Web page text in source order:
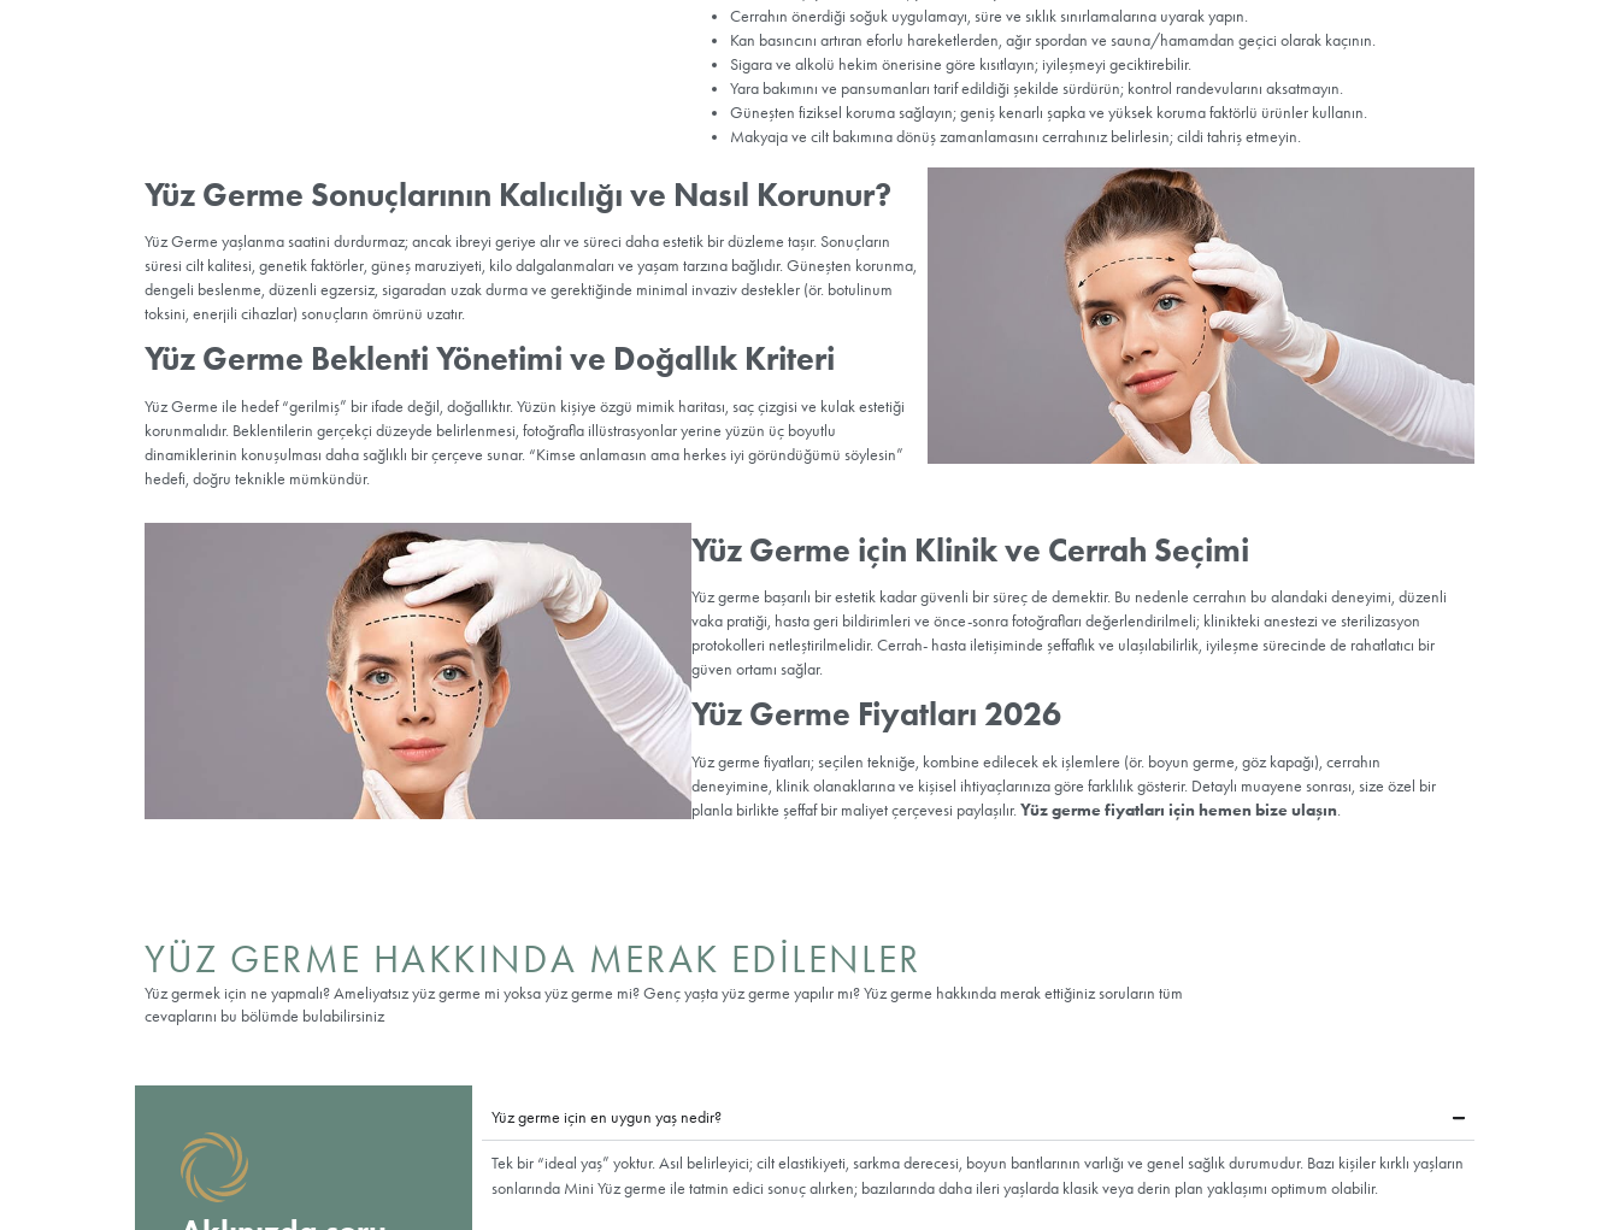
yorgun ifadeyi giderir;yağ transferiveyadolgubelirli
(lazer/peeling) doku kalitesini artırır. Kombinasyon planı kişiye özeldir; bir
Yüz Germe mi, Ameliyatsız Yöntemler mi?
Ameliyatsız yöntemler—enerjili cihazlar, ip uygulamaları, dolgu ve biyostimülanlar—belirli bir yaşa ve sarkma düzeyine
kadar faydalı olabilir. Ancak belirgin doku sarkması ve boyun bantları söz konusu olduğunda Yüz Germe, taşıyıcı
katmanlara etki ettiği için daha tatmin edici ve kalıcı sonuçlar sağlar. Doğru yaklaşım çoğu zaman kademelidir: Genç
yaşlarda cilt kalitesini korumak, ilerleyen dönemde ise cerrahi ile taşıyıcı yapıyı düzeltmek.
Yüz Germe Sonrası İyileşme Süreci ve
Çizelgesi
konfor sağlar. İlk hafta içinde dikişlerin bir bölümü alınır; yedinci-on dördüncü günler
çoğu vakada mümkündür. Şişliklerin büyük kısmı bir ayda çözülürken, yüzün yeni
dokuların yumuşaması birkaç ayı bulabilir. İzler; kulak kıvrımı ve saç çizgisi boyunca
belirsizleşir.
Yüz Germe sonrası nelere dikkat
İlk hafta başı yüksekte tutun; yatarken iki yastık kullanın.
Cerrahın önerdiği soğuk uygulamayı, süre ve sıklık sınırlamalarına uyarak yapın.
Kan basıncını artıran eforlu hareketlerden, ağır spordan ve sauna/hamamdan geçici
Makyaja ve cilt bakımına dönüş zamanlamasını cerrahınız belirlesin; cildi tahriş
Yüz Germe Sonuçlarının Kalıcılığı ve Nasıl Korunur?
dengeli beslenme, düzenli egzersiz, sigaradan uzak durma ve gerektiğinde minimal invaziv destekler (ör. botulinum
toksini, enerjili cihazlar) sonuçların ömrünü uzatır.
Yüz Germe Beklenti Yönetimi ve Doğallık Kriteri